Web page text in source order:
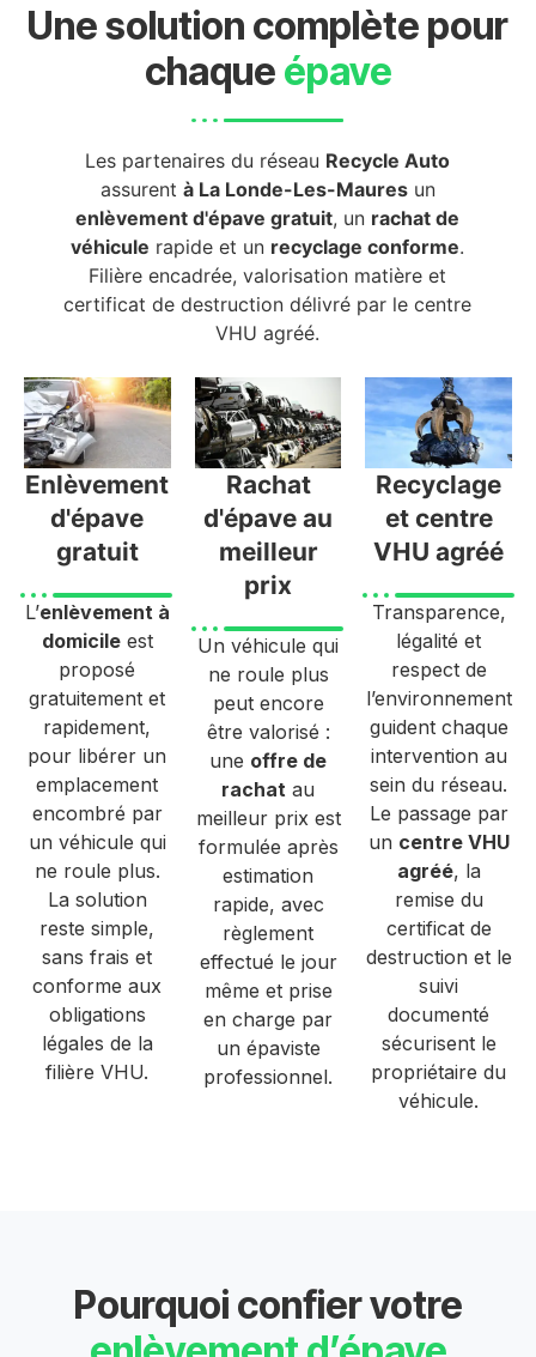
Une solution complète pour
chaque épave
Les partenaires du réseau Recycle Auto
assurent à La Londe-Les-Mauresun
enlèvement d'épave gratuit, un rachat de
véhicule rapide et un recyclage conforme.
Filière encadrée, valorisation matière et
certificat de destruction délivré par le centre
VHU agréé.
Enlèvement
d'épave
gratuit
L’enlèvement à
domicileest
proposé
gratuitement et
rapidement,
pour libérer un
emplacement
encombré par
un véhicule qui
ne roule plus.
La solution
reste simple,
sans frais et
conforme aux
obligations
légales de la
filière VHU.
Rachat
d'épave au
meilleur
prix
Un véhicule qui
ne roule plus
peut encore
être valorisé :
une offre de
rachat au
meilleur prix est
formulée après
estimation
rapide, avec
règlement
effectué le jour
même et prise
en charge par
un épaviste
professionnel.
Recyclage
et centre
VHU agréé
Transparence,
légalité et
respect de
l’environnement
guident chaque
intervention au
sein du réseau.
Le passage par
un centre VHU
agréé, la
remise du
certificat de
destruction et le
suivi
documenté
sécurisent le
propriétaire du
véhicule.
Pourquoi confier votre